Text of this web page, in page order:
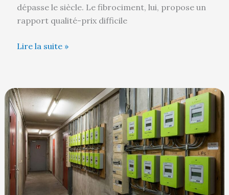
dépasse le siècle. Le fibrociment, lui, propose un
rapport qualité-prix difficile
Lire la suite »
Législation
immobilière
1
compteur
pour
4
logements,